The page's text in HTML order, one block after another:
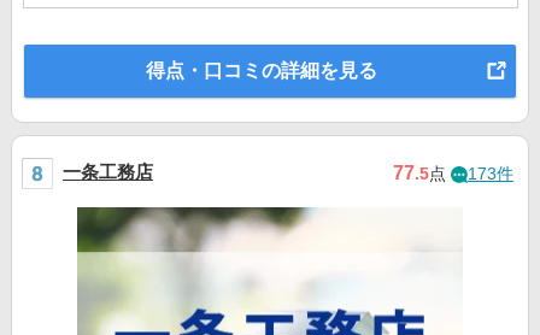
得点・口コミの詳細を見る
一条工務店 77.5点 173件